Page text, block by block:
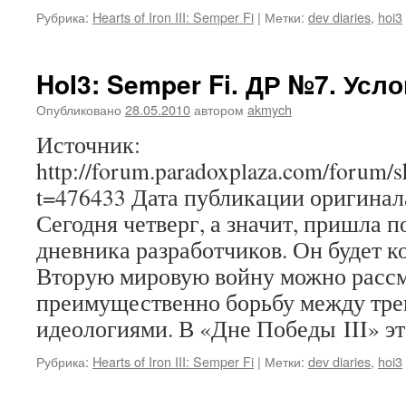
Рубрика: Hearts of Iron III: Semper Fi | Метки: dev diaries, hoi3
HoI3: Semper Fi. ДР №7.
Опубликовано 28.05.2010автором akmych
Источник:
http://forum.paradoxplaza.com/forum/
t=476433 Дата публикации
Сегодня четверг, а значит, пришла
дневника разработчиков. Он будет
Вторую мировую войну можно
преимущественно борьбу между
идеологиями. В «Дне Победы III»
Рубрика: Hearts of Iron III: Semper Fi | Метки: dev diaries, hoi3